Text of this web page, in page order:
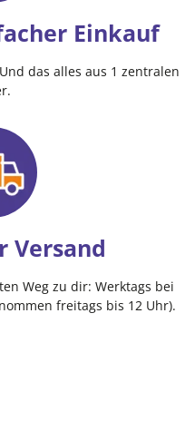
Einkauf
das alles aus 1 zentralen
Versand
Weg zu dir: Werktags bei
freitags bis 12 Uhr).